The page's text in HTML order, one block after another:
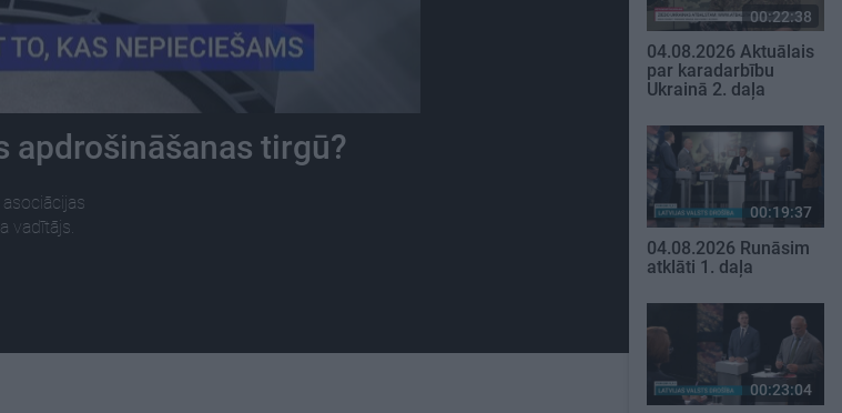
apdrošināšanas tirgū?
vadītājs.
00:22:38
04.08.2026 Aktuālais
par karadarbību
Ukrainā 2. daļa
00:19:37
04.08.2026 Runāsim
atklāti 1. daļa
00:23:04